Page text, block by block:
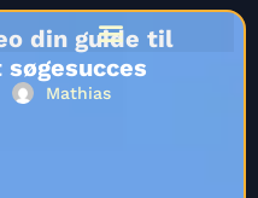
din guide til
Mathias